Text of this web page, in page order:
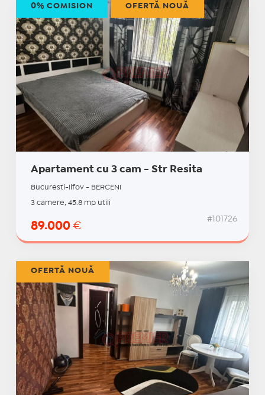
Apartament cu 3 cam - Str Resita
Bucuresti-Ilfov - BERCENI
3 camere, 45.8 mp utili
89.000 €
#101726
0% COMISION OFERTĂ NOUĂ
OFERTĂ NOUĂ